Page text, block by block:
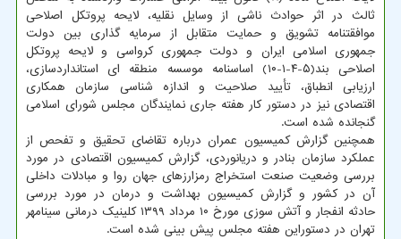
ثالث در اثر حوادث ناشی از وسایل نقلیه، لایحه پروتکل اصلاحی
موافقتنامه تشویق و حمایت متقابل از سرمایه گذاری بین دولت
جمهوری اسلامی ایران و دولت جمهوری کرواسی و لایحه پروتکل
اصلاحی بند(۵-۴-۱-۱۰) اساسنامه موسسه منطقه ای استانداردسازی،
ارزیابی انطباق، تأیید صلاحیت و اندازه شناسی سازمان همکاری
اقتصادی نیز در دستور کار هفته جاری نمایندگان مجلس شورای اسلامی
گنجانده شده است.
همچنین گزارش کمیسیون عمران درباره تقاضای تحقیق و تفحص از
عملکرد سازمان بنادر و دریانوردی، گزارش کمیسیون اقتصادی در مورد
بررسی وضعیت صنعت استخراج رمزارزهای جهان روا و مبادلات داخلی
آن در کشور و گزارش کمیسیون بهداشت و درمان در مورد بررسی
حادثه انفجار و آتش سوزی مورخ ۱۰ مرداد ۱۳۹۹ کلینیک درمانی سینامهر
تهران در دستوراین هفته مجلس پیش بینی شده است.